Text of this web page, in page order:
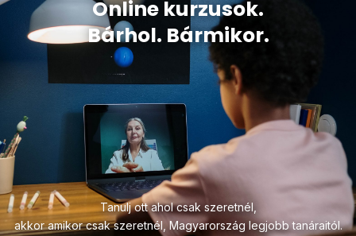
Online kurzusok.
Bárhol. Bármikor.
Tanulj ott ahol csak szeretnél,
akkor amikor csak szeretnél,Magyarország legjobb tanáraitól.